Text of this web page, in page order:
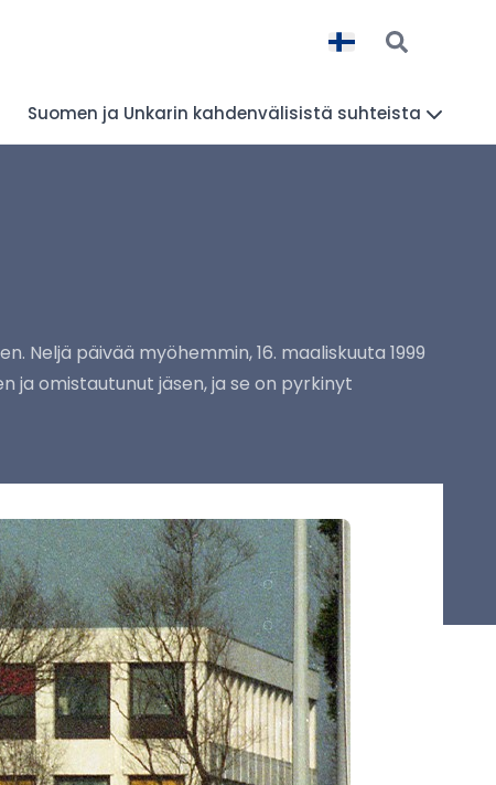
Suomen ja Unkarin kahdenvälisistä suhteista
Neljä päivää myöhemmin, 16. maaliskuuta 1999
ja omistautunut jäsen, ja se on pyrkinyt